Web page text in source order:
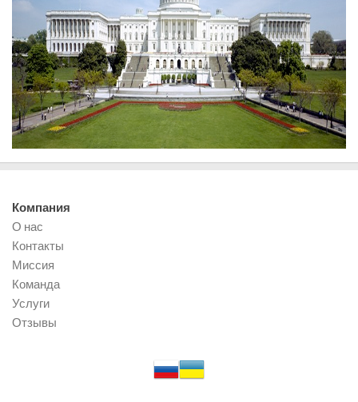
Компания
О нас
Контакты
Миссия
Команда
Услуги
Отзывы